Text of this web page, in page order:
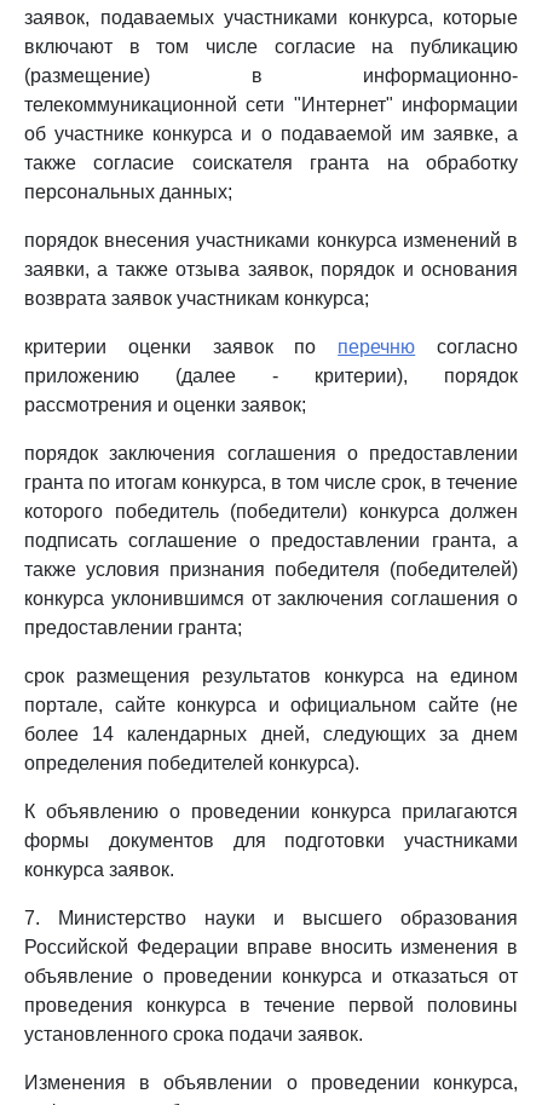
заявок, подаваемых участниками конкурса, которые
включают в том числе согласие на публикацию
(размещение) в информационно-
телекоммуникационной сети "Интернет" информации
об участнике конкурса и о подаваемой им заявке, а
также согласие соискателя гранта на обработку
персональных данных;
порядок внесения участниками конкурса изменений в
заявки, а также отзыва заявок, порядок и основания
возврата заявок участникам конкурса;
критерии оценки заявок по перечню согласно
приложению (далее - критерии), порядок
рассмотрения и оценки заявок;
порядок заключения соглашения о предоставлении
гранта по итогам конкурса, в том числе срок, в течение
которого победитель (победители) конкурса должен
подписать соглашение о предоставлении гранта, а
также условия признания победителя (победителей)
конкурса уклонившимся от заключения соглашения о
предоставлении гранта;
срок размещения результатов конкурса на едином
портале, сайте конкурса и официальном сайте (не
более 14 календарных дней, следующих за днем
определения победителей конкурса).
К объявлению о проведении конкурса прилагаются
формы документов для подготовки участниками
конкурса заявок.
7. Министерство науки и высшего образования
Российской Федерации вправе вносить изменения в
объявление о проведении конкурса и отказаться от
проведения конкурса в течение первой половины
установленного срока подачи заявок.
Изменения в объявлении о проведении конкурса,